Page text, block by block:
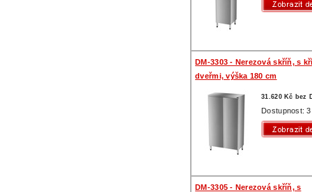
DM-3303 - Nerezová skříň, s
dveřmi, výška 180 cm
31.620 Kč bez
Dostupnost:
DM-3305 - Nerezová skříň, s